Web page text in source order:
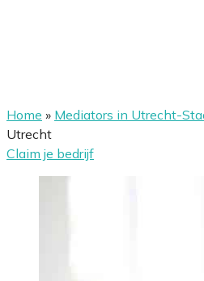
Home » Mediators in Utrecht-
Utrecht
Claim je bedrijf